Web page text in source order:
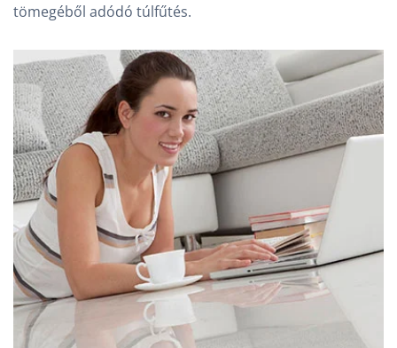
tömegéből adódó túlfűtés.